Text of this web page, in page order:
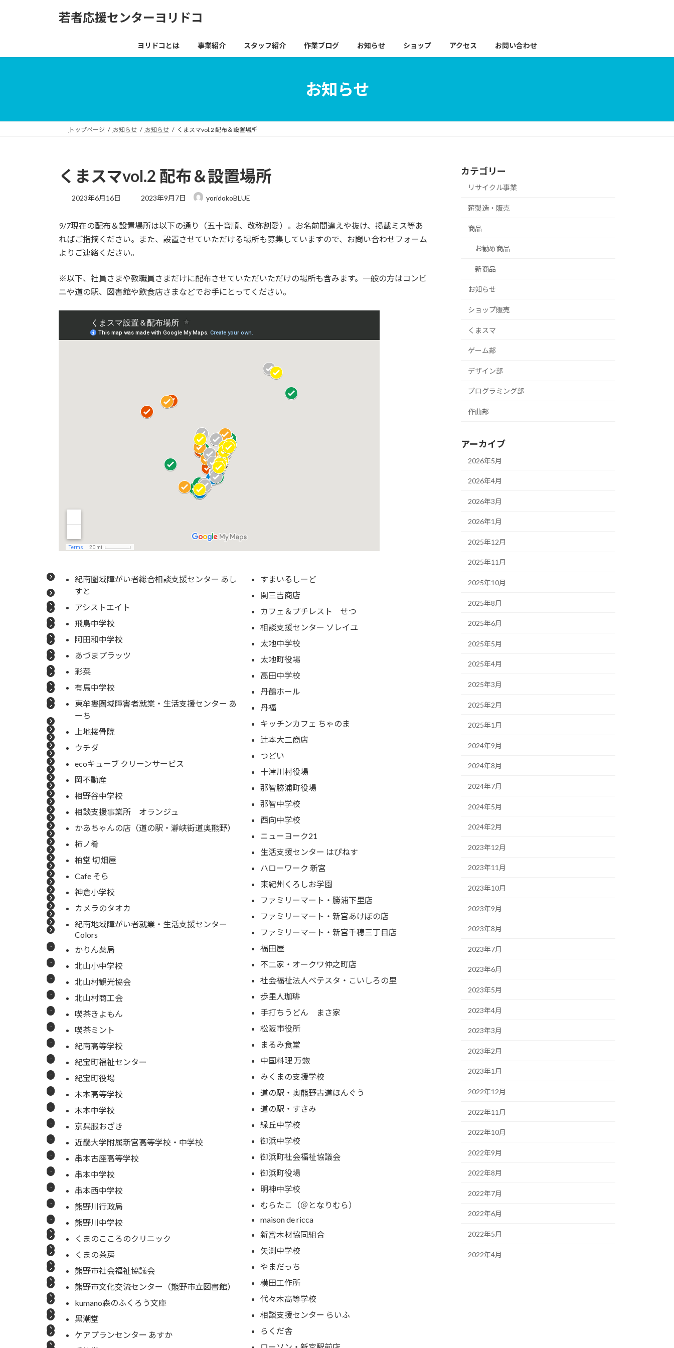
若者応援センターヨリドコ
ヨリドコとは 事業紹介 スタッフ紹介 作業ブログ お知らせ ショップ アクセス お問い合わせ
お知らせ
トップページ お知らせ お知らせ くまスマvol.2 配布＆設置場所
くまスマvol.2 配布＆設置場所
2023年6月16日
最
新
日
2023年9月7日 yoridokoBLUE
9/7現在の配布＆設置場所は以下の通り（五十音順、敬称割愛）。お名前間違えや抜け、掲載ミス等あ
ればご指摘ください。また、設置させていただける場所も募集していますので、お問い合わせフォーム
よりご連絡ください。
※以下、社員さまや教職員さまだけに配布させていただいただけの場所も含みます。一般の方はコンビ
ニや道の駅、図書館や飲食店さまなどでお手にとってください。
紀南圏域障がい者総合相談支援センター あし
すと
アシストエイト
飛鳥中学校
阿田和中学校
あづまプラッツ
彩菜
有馬中学校
東牟婁圏域障害者就業・生活支援センター あ
ーち
上地接骨院
ウチダ
ecoキューブ クリーンサービス
岡不動産
相野谷中学校
相談支援事業所 オランジュ
かあちゃんの店（道の駅・瀞峡街道奥熊野）
柿ノ肴
柏堂 切畑屋
Cafe そら
神倉小学校
カメラのタオカ
紀南地域障がい者就業・生活支援センター
Colors
かりん薬局
北山小中学校
北山村観光協会
北山村商工会
喫茶きよもん
喫茶ミント
紀南高等学校
紀宝町福祉センター
紀宝町役場
木本高等学校
木本中学校
京呉服おざき
近畿大学附属新宮高等学校・中学校
串本古座高等学校
串本中学校
串本西中学校
熊野川行政局
熊野川中学校
くまのこころのクリニック
くまの茶房
熊野市社会福祉協議会
熊野市文化交流センター（熊野市立図書館）
kumano森のふくろう文庫
黒潮堂
ケアプランセンター あすか
すまいるしーど
関三吉商店
カフェ＆プチレスト せつ
相談支援センター ソレイユ
太地中学校
太地町役場
高田中学校
丹鶴ホール
丹福
キッチンカフェ ちゃのま
辻本大二商店
つどい
十津川村役場
那智勝浦町役場
那智中学校
西向中学校
ニューヨーク21
生活支援センター はぴねす
ハローワーク 新宮
東紀州くろしお学園
ファミリーマート・勝浦下里店
ファミリーマート・新宮あけぼの店
ファミリーマート・新宮千穂三丁目店
福田屋
不二家・オークワ仲之町店
社会福祉法人べテスタ・こいしろの里
歩里人珈琲
手打ちうどん まさ家
松阪市役所
まるみ食堂
中国料理 万惣
みくまの支援学校
道の駅・奥熊野古道ほんぐう
道の駅・すさみ
緑丘中学校
御浜中学校
御浜町社会福祉協議会
御浜町役場
明神中学校
むらたこ（＠となりむら）
maison de ricca
新宮木材協同組合
矢渕中学校
やまだっち
横田工作所
代々木高等学校
相談支援センター らいふ
らくだ舎
カテゴリー
リサイクル事業
薪製造・販売
商品
お勧め商品
新商品
お知らせ
ショップ販売
くまスマ
ゲーム部
デザイン部
プログラミング部
作曲部
アーカイブ
2026年5月
2026年4月
2026年3月
2026年1月
2025年12月
2025年11月
2025年10月
2025年8月
2025年6月
2025年5月
2025年4月
2025年3月
2025年2月
2025年1月
2024年9月
2024年8月
2024年7月
2024年5月
2024年2月
2023年12月
2023年11月
2023年10月
2023年9月
2023年8月
2023年7月
2023年6月
2023年5月
2023年4月
2023年3月
2023年2月
2023年1月
2022年12月
2022年11月
2022年10月
2022年9月
2022年8月
2022年7月
2022年6月
2022年5月
2022年4月